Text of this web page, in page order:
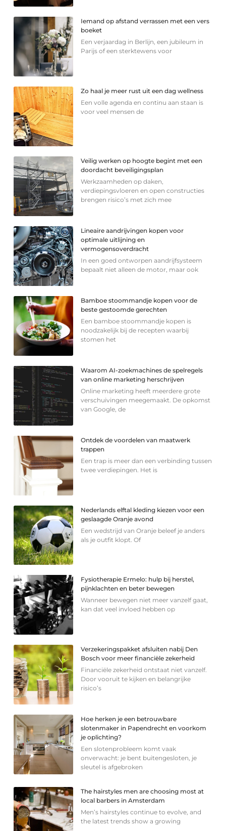
Iemand op afstand verrassen met een vers
boeket
Een verjaardag in Berlijn, een jubileum in
Parijs of een sterkte­wens voor
Zo haal je meer rust uit een dag wellness
Een volle agenda en continu aan staan is
voor veel mensen de
Veilig werken op hoogte begint met een
doordacht beveiligingsplan
Werkzaamheden op daken,
verdiepingsvloeren en open constructies
brengen risico’s met zich mee
Lineaire aandrijvingen kopen voor
optimale uitlijning en
vermogensoverdracht
In een goed ontworpen aandrijfsysteem
bepaalt niet alleen de motor, maar ook
Bamboe stoommandje kopen voor de
beste gestoomde gerechten
Een bamboe stoommandje kopen is
noodzakelijk bij de recepten waarbij
stomen het
Waarom AI-zoekmachines de spelregels
van online marketing herschrijven
Online marketing heeft meerdere grote
verschuivingen meegemaakt. De opkomst
van Google, de
Ontdek de voordelen van maatwerk
trappen
Een trap is meer dan een verbinding tussen
twee verdiepingen. Het is
Nederlands elftal kleding kiezen voor een
geslaagde Oranje avond
Een wedstrijd van Oranje beleef je anders
als je outfit klopt. Of
Fysiotherapie Ermelo: hulp bij herstel,
pijnklachten en beter bewegen
Wanneer bewegen niet meer vanzelf gaat,
kan dat veel invloed hebben op
Verzekeringspakket afsluiten nabij Den
Bosch voor meer financiële zekerheid
Financiële zekerheid ontstaat niet vanzelf.
Door vooruit te kijken en belangrijke
risico’s
Hoe herken je een betrouwbare
slotenmaker in Papendrecht en voorkom
je oplichting?
Een slotenprobleem komt vaak
onverwacht: je bent buitengesloten, je
sleutel is afgebroken
The hairstyles men are choosing most at
local barbers in Amsterdam
Men’s hairstyles continue to evolve, and
the latest trends show a growing